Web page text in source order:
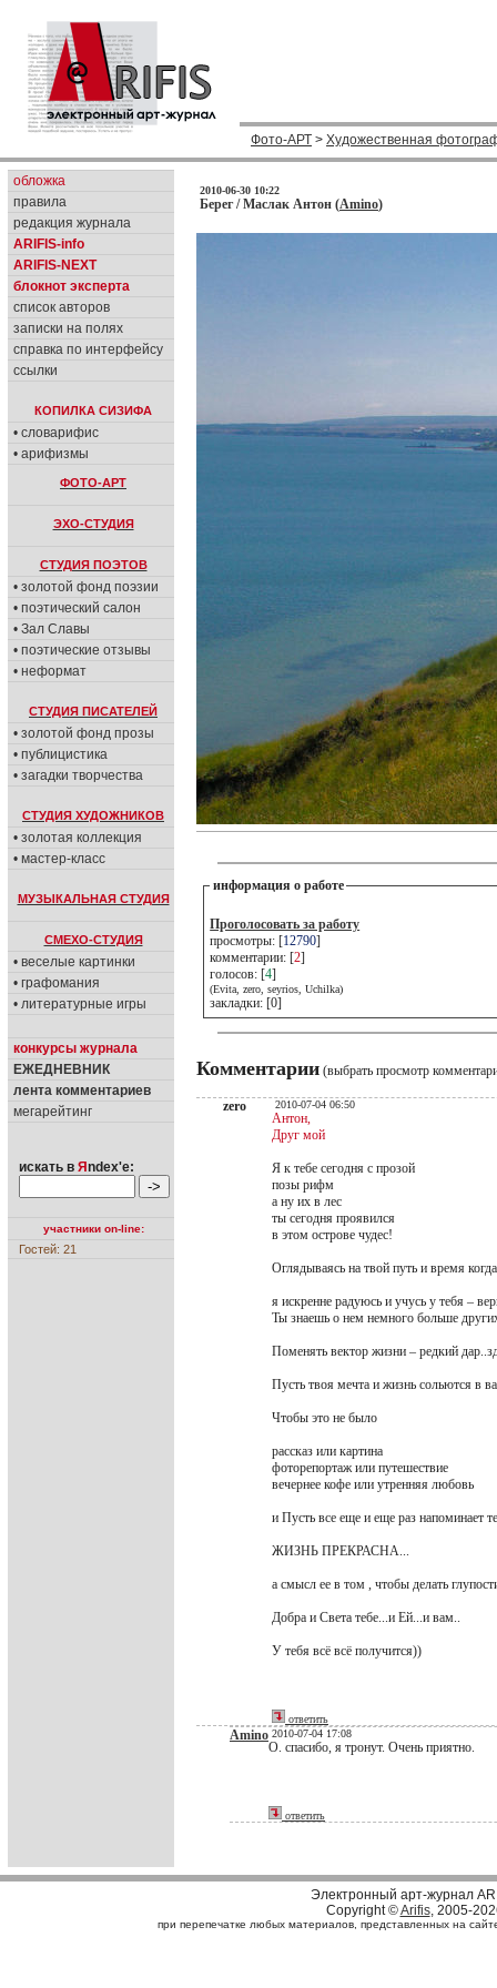
Фото-АРТ > Художественная
обложка
правила
редакция журнала
ARIFIS-info
ARIFIS-NEXT
блокнот эксперта
список авторов
записки на полях
справка по интерфейсу
ссылки
КОПИЛКА СИЗИФА
• словарифис
• арифизмы
ФОТО-АРТ
ЭХО-СТУДИЯ
СТУДИЯ ПОЭТОВ
• золотой фонд поэзии
• поэтический салон
• Зал Славы
• поэтические отзывы
• неформат
СТУДИЯ ПИСАТЕЛЕЙ
• золотой фонд прозы
• публицистика
• загадки творчества
СТУДИЯ ХУДОЖНИКОВ
• золотая коллекция
• мастер-класс
МУЗЫКАЛЬНАЯ СТУДИЯ
СМЕХО-СТУДИЯ
• веселые картинки
• графомания
• литературные игры
конкурсы журнала
ЕЖЕДНЕВНИК
лента комментариев
мегарейтинг
искать в Я ndex'е:
участники on-line:
Гостей: 21
2010-06-30 10:22
Берег / Маслак Антон (Amino)
информация о работе
Проголосовать за работу
просмотры: [12790]
комментарии: [2]
голосов: [4]
(Evita, zero, seyrios, Uchilka)
закладки: [0]
Комментарии (выбрать просмотр
zero 2010-07-04 06:50
Антон,
Друг мой
Я к тебе сегодня с прозой
позы рифм
а ну их в лес
ты сегодня проявился
в этом острове чудес!
Оглядываясь на твой путь и время
я искренне радуюсь и учусь у тебя –
Ты знаешь о нем немного больше
Поменять вектор жизни – редкий
Пусть твоя мечта и жизнь сольются в
Чтобы это не было
рассказ или картина
фоторепортаж или путешествие
вечернее кофе или утренняя любовь
и Пусть все еще и еще раз напоминает
ЖИЗНЬ ПРЕКРАСНА...
а смысл ее в том , чтобы делать
Добра и Света тебе...и Ей...и вам..
У тебя всё всё получится))
ответить
Amino 2010-07-04 17:08
О. спасибо, я тронут. Очень приятно.
ответить
Электронный арт-журнал
Copyright ©Arifis, 2005-
при перепечатке любых материалов, представленных на